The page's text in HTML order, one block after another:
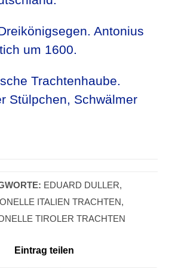
Antonius
um 1600.
Trachtenhaube.
Stülpchen, Schwälmer
EDUARD DULLER,
ITALIEN TRACHTEN,
TIROLER TRACHTEN
Eintrag teilen